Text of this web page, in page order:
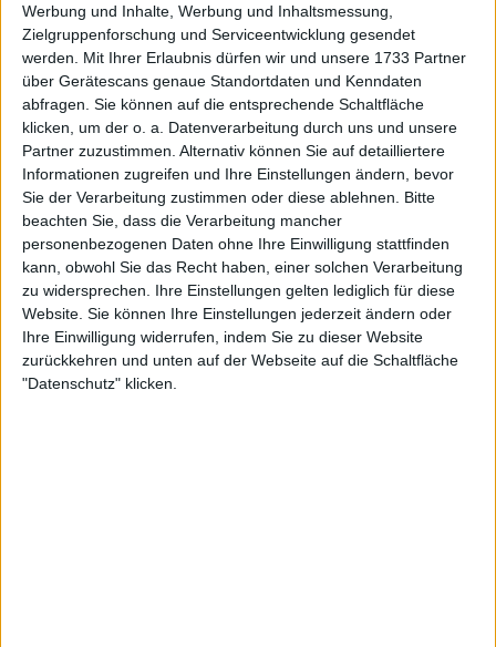
Werbung und Inhalte, Werbung und Inhaltsmessung,
Zielgruppenforschung und Serviceentwicklung gesendet
werden.
Mit Ihrer Erlaubnis dürfen wir und unsere 1733 Partner
über Gerätescans genaue Standortdaten und Kenndaten
abfragen. Sie können auf die entsprechende Schaltfläche
klicken, um der o. a. Datenverarbeitung durch uns und unsere
Partner zuzustimmen. Alternativ können Sie auf detailliertere
Informationen zugreifen und Ihre Einstellungen ändern, bevor
Sie der Verarbeitung zustimmen oder diese ablehnen.
Bitte
beachten Sie, dass die Verarbeitung mancher
personenbezogenen Daten ohne Ihre Einwilligung stattfinden
kann, obwohl Sie das Recht haben, einer solchen Verarbeitung
zu widersprechen. Ihre Einstellungen gelten lediglich für diese
Website. Sie können Ihre Einstellungen jederzeit ändern oder
Ihre Einwilligung widerrufen, indem Sie zu dieser Website
zurückkehren und unten auf der Webseite auf die Schaltfläche
"Datenschutz" klicken.
Shelton und Alexander Zverev
melden sich für den Laver Cup
2025 an